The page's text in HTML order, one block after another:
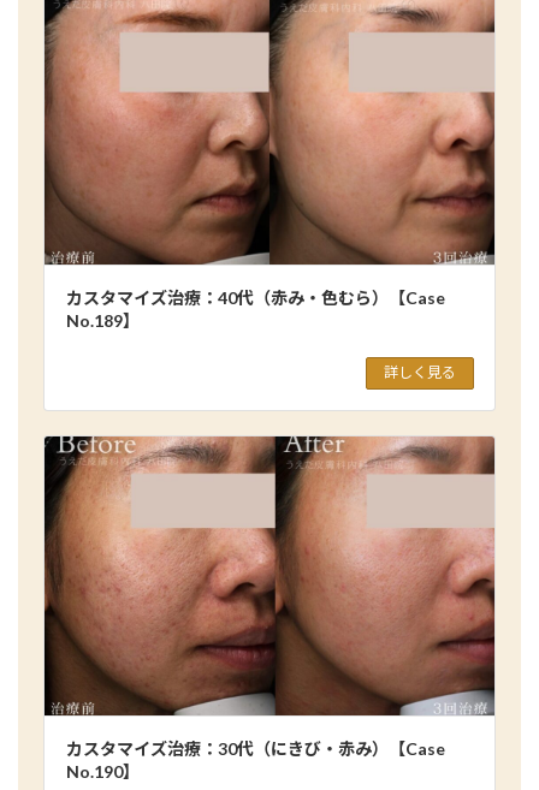
カスタマイズ治療：40代（赤み・色むら）【Case
No.189】
詳しく見る
カスタマイズ治療：30代（にきび・赤み）【Case
No.190】